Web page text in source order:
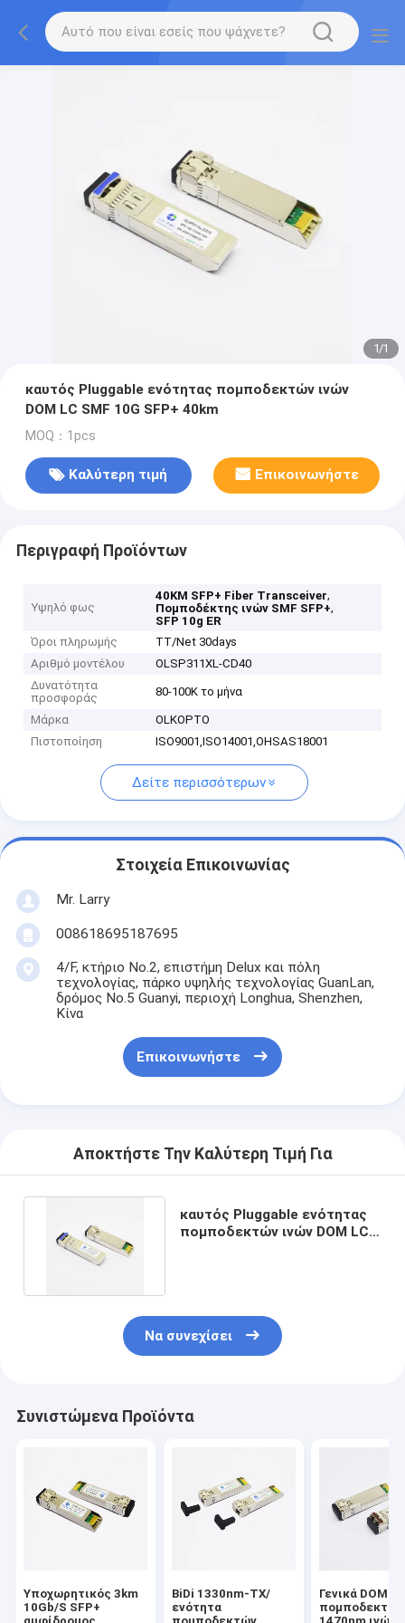
1/1
καυτός Pluggable ενότητας πομποδεκτών ινών
DOM LC SMF 10G SFP+ 40km
MOQ：1pcs
Καλύτερη τιμή Επικοινωνήστε
Περιγραφή Προϊόντων
Υψηλό φως
40KM SFP+ Fiber Transceiver,
Πομποδέκτης ινών SMF SFP+,
SFP 10g ER
Όροι πληρωμής
TT/Net 30days
Αριθμό μοντέλου
OLSP311XL-CD40
Δυνατότητα
προσφοράς
80-100K το μήνα
Μάρκα
OLKOPTO
Πιστοποίηση
ISO9001,ISO14001,OHSAS18001
Δείτε περισσότερων
Στοιχεία Επικοινωνίας
Mr. Larry
008618695187695
4/F, κτήριο No.2, επιστήμη Delux και πόλη
τεχνολογίας, πάρκο υψηλής τεχνολογίας GuanLan,
δρόμος No.5 Guanyi, περιοχή Longhua, Shenzhen,
Κίνα
Επικοινωνήστε
Αποκτήστε Την Καλύτερη Τιμή Για
καυτός Pluggable ενότητας
πομποδεκτών ινών DOM LC
Να συνεχίσει
Συνιστώμενα Προϊόντα
Υποχωρητικός 3km
10Gb/S SFP+
BiDi 1330nm-TX/
ενότητα
Γενικά DOM
πομποδεκτών